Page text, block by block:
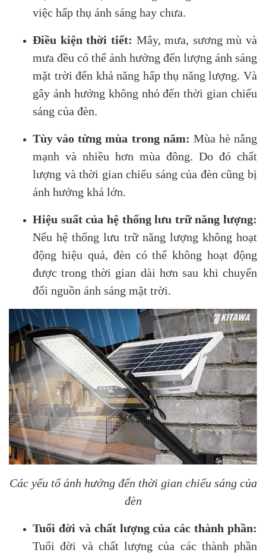
việc hấp thụ ánh sáng hay chưa.
Điều kiện thời tiết: Mây, mưa, sương mù và
mưa đều có thể ảnh hưởng đến lượng ánh sáng
mặt trời đến khả năng hấp thụ năng lượng. Và
gây ảnh hưởng không nhỏ đến thời gian chiếu
sáng của đèn.
Tùy vào từng mùa trong năm: Mùa hè nắng
mạnh và nhiều hơn mùa đông. Do đó chất
lượng và thời gian chiếu sáng của đèn cũng bị
ảnh hưởng khá lớn.
Hiệu suất của hệ thống lưu trữ năng lượng:
Nếu hệ thống lưu trữ năng lượng không hoạt
động hiệu quả, đèn có thể không hoạt động
được trong thời gian dài hơn sau khi chuyển
đổi nguồn ánh sáng mặt trời.
Các yếu tố ảnh hưởng đến thời gian chiếu sáng của
đèn
Tuổi đời và chất lượng của các thành phần:
Tuổi đời và chất lượng của các thành phần